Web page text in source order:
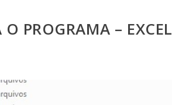
PROGRAMA – EXCEL